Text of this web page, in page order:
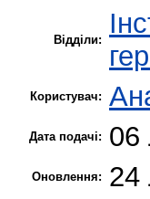
Відділи:
Користувач:
Дата подачі: 06
Оновлення: 24